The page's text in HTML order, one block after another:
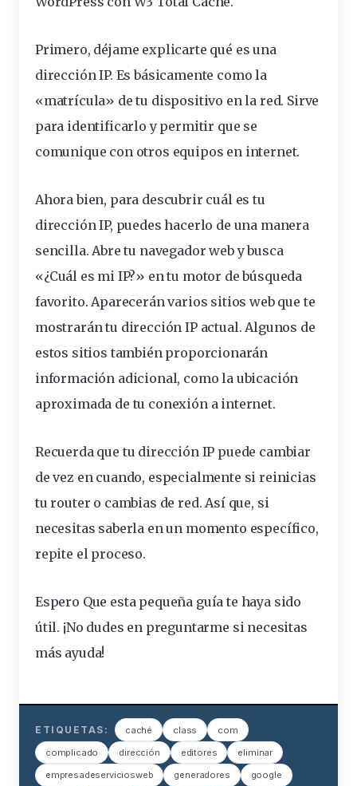
Primero, déjame explicarte qué es una
dirección IP. Es básicamente como la
«matrícula» de tu dispositivo en la red. Sirve
para identificarlo y permitir que se
comunique con otros equipos en internet.
Ahora bien, para descubrir cuál es tu
dirección IP, puedes hacerlo de una manera
sencilla. Abre tu navegadorweby busca
«¿Cuál es mi IP?» en tu motor de búsqueda
favorito. Aparecerán varios sitios web que te
mostrarán tu direcciónIP actual. Algunos de
estos sitios también proporcionarán
información adicional, como la ubicación
aproximada de tu conexión a internet.
Recuerda que tu dirección IP puede cambiar
de vez en cuando, especialmente si reinicias
tu router o cambias de red. Así que, si
necesitas saberla en un momento específico,
repite el proceso.
Espero Que esta pequeña guía te haya sido
útil. ¡No dudes en preguntarme si necesitas
más ayuda!
ETIQUETAS: caché class com
complicado dirección editores eliminar
empresadeserviciosweb generadores google